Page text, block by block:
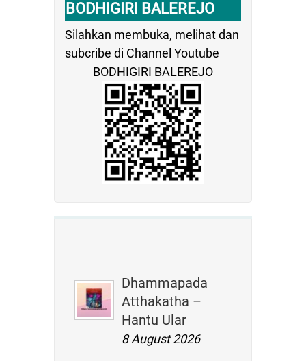
BODHIGIRI BALEREJO
Silahkan membuka, melihat dan
subcribe di Channel Youtube
BODHIGIRI BALEREJO
Dhammapada
Atthakatha –
Hantu Ular
8 August 2026